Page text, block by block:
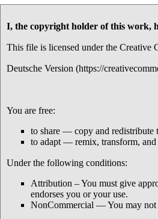
I, the copyright holder of this work,
This file is licensed under the Creative
Deutsche Version
You are free:
to share — copy and redistribute
to adapt — remix, transform,
Under the following conditions:
Attribution – You must give
endorses you or your use.
NonCommercial — You may not